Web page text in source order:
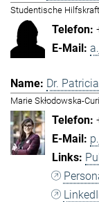
Studentische Hilfskraft
Dr.
Marie Skłodowska-